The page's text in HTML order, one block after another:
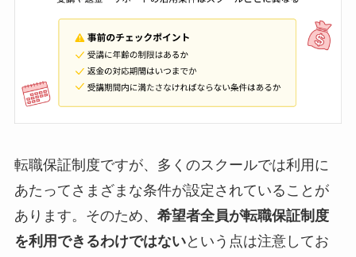
転職保証制度ですが、多くのスクールでは利用に
あたってさまざまな条件が設定されていることが
あります。そのため、 希望者全員が転職保証制度
を利用できるわけではないという点は注意してお